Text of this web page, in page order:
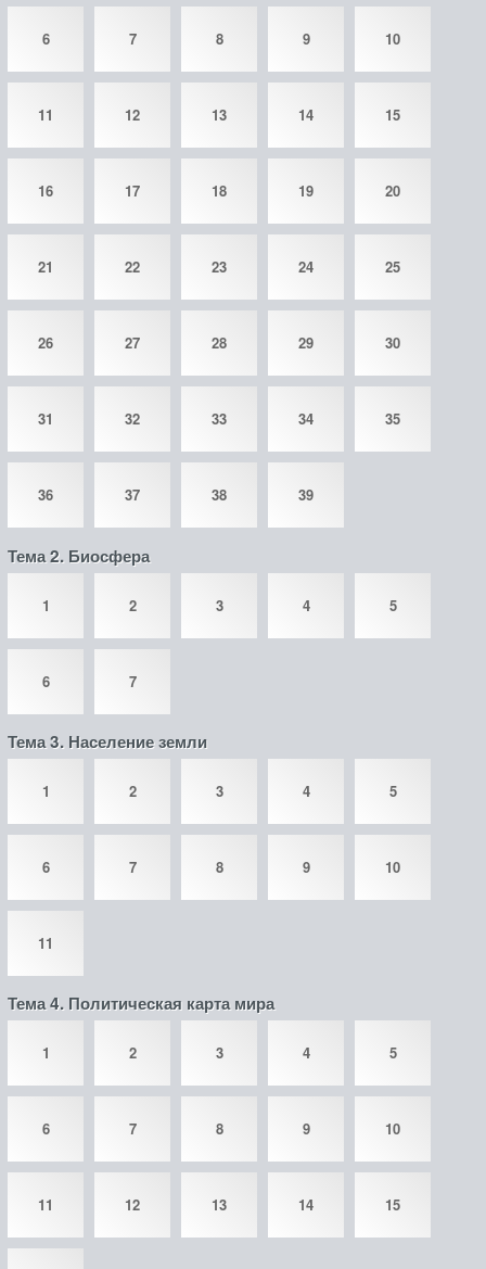
6 7 8 9 10
11 12 13 14 15
16 17 18 19 20
21 22 23 24 25
26 27 28 29 30
31 32 33 34 35
36 37 38 39
Тема 2. Биосфера
1 2 3 4 5
6 7
Тема 3. Население земли
1 2 3 4 5
6 7 8 9 10
11
Тема 4. Политическая карта мира
1 2 3 4 5
6 7 8 9 10
11 12 13 14 15